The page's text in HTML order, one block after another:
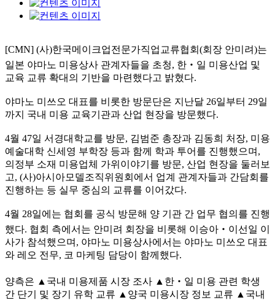
[CMN] (사)한국메이크업전문가직업교류협회(회장 안미려)는
일본 야마노 미용상사 관계자들을 초청, 한‧일 미용산업 및
교육 교류 확대의 기반을 마련했다고 밝혔다.
야마노 미쓰오 대표를 비롯한 방문단은 지난달 26일부터 29일
까지 국내 미용 교육기관과 산업 현장을 방문했다.
4월 47일 서경대학교를 방문, 김범준 총장과 김동희 처장, 미용
예술대학 신세영 부학장 등과 함께 학과 투어를 진행했으며,
의정부 소재 미용업체 가위이야기를 방문, 산업 현장을 둘러보
고, (사)아시아모델조직위원회에서 업계 관계자들과 간담회를
진행하는 등 실무 중심의 교류를 이어갔다.
4월 28일에는 협회를 공식 방문해 양 기관 간 업무 협의를 진행
했다. 협회 측에서는 안미려 회장을 비롯해 이승아‧이선일 이
사가 참석했으며, 야마노 미용상사에서는 야마노 미쓰오 대표
와 레오 전무, 코 마케팅 담당이 함께했다.
양측은 ▲국내 미용제품 시장 조사 ▲한‧일 미용 관련 학생
간 단기 및 장기 유학 교류 ▲양국 미용시장 정보 교류 ▲국내